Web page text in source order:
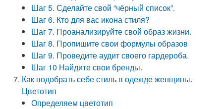
Шаг 5. Сделайте свой “чёрный список”.
Шаг 6. Кто для вас икона стиля?
Шаг 7. Проанализируйте свой образ жизни.
Шаг 8. Пропишите свои формулы образов
Шаг 9. Проведите аудит своего гардероба.
Шаг 10 Найдите свои бренды.
Как подобрать себе стиль в одежде женщины.
Цветотип
Определяем цветотип